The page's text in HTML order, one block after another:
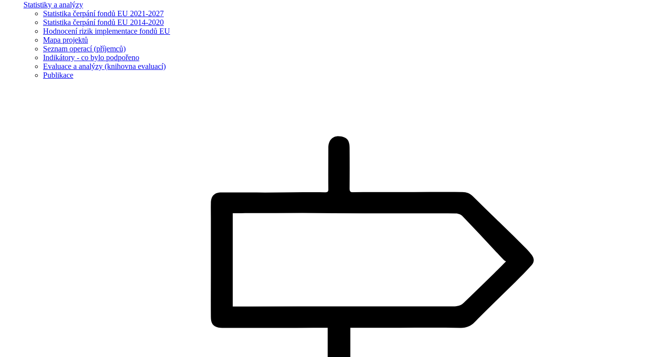
Statistiky a analýzy
Statistika čerpání fondů EU 2021-2027
Statistika čerpání fondů EU 2014-2020
Hodnocení rizik implementace fondů EU
Mapa projektů
Seznam operací (příjemců)
Indikátory - co bylo podpořeno
Evaluace a analýzy (knihovna evaluací)
Publikace